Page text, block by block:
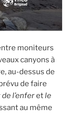
moniteurs
canyons à
au-dessus de
de faire
l’enferetle
au même